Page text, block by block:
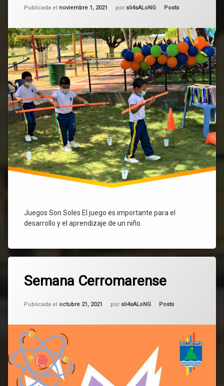
Publicada el noviembre 1, 2021
Actualizado elmayo 6, 2025
por sli4sALoNG Categorías:
Posts
Juegos Son Soles El juego es importante para el
desarrollo y el aprendizaje de un niño.
Son
Semana Cerromarense
Publicada el octubre 21, 2021
Actualizado elmayo 6, 2025
por sli4sALoNG Categorías:
Posts
Posts
comentarios
en
Cerromarense